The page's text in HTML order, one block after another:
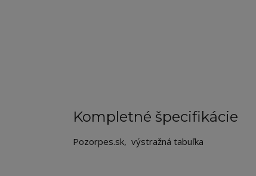
Kompletné špecifikácie
Pozorpes.sk, výstražná tabuľka